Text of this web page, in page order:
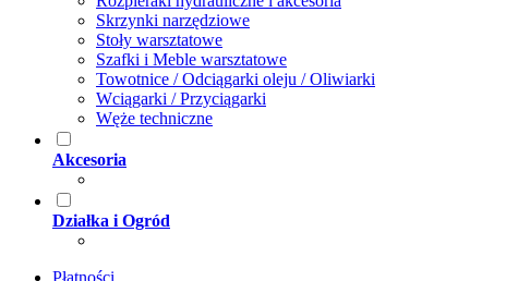
Skrzynki narzędziowe
Stoły warsztatowe
Szafki i Meble warsztatowe
Towotnice / Odciągarki oleju / Oliwiarki
Wciągarki / Przyciągarki
Węże techniczne
Akcesoria
Działka i Ogród
Płatności